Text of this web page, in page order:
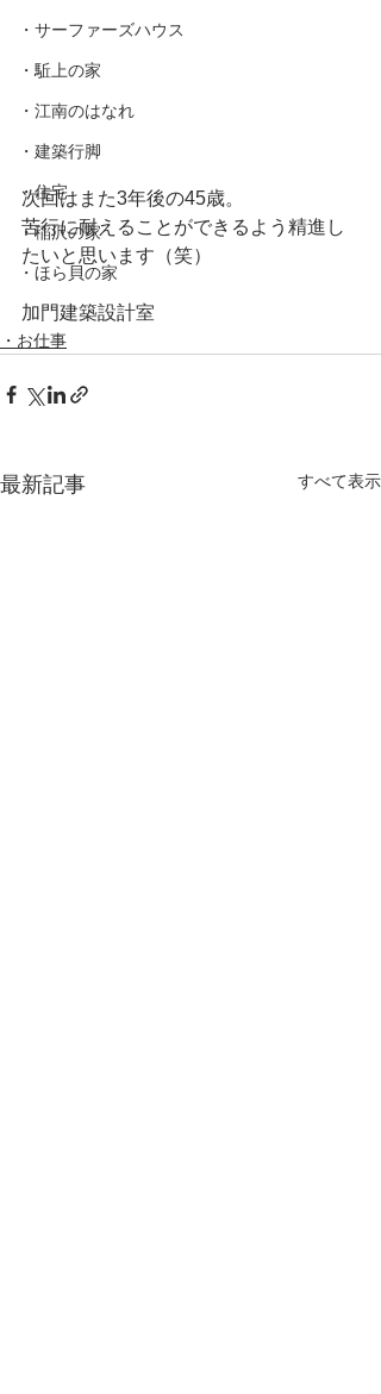
・サーファーズハウス
・駈上の家
・江南のはなれ
・建築行脚
・住宅
・稲沢の家
・ほら貝の家
次回はまた3年後の45歳。
苦行に耐えることができるよう精進し
たいと思います（笑）
加門建築設計室
・お仕事
最新記事 すべて表示